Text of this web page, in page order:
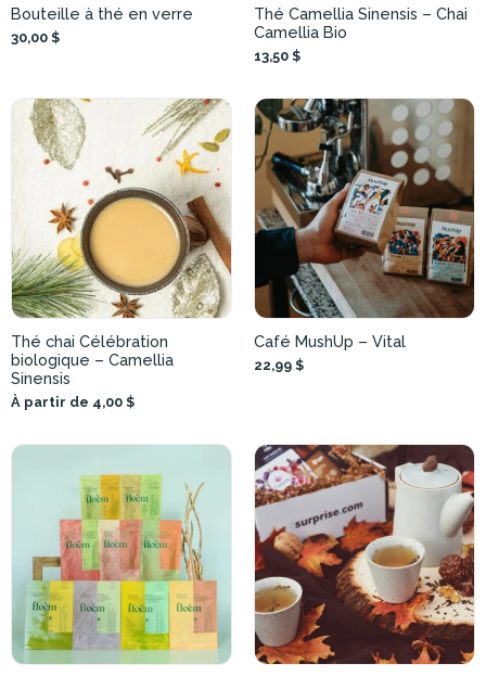
Bouteille à thé en verre
30,00 $
Thé Camellia Sinensis – Chai
Camellia Bio
13,50 $
Thé chai Célébration
biologique – Camellia
Sinensis
À partir de 4,00 $
Café MushUp – Vital
22,99 $